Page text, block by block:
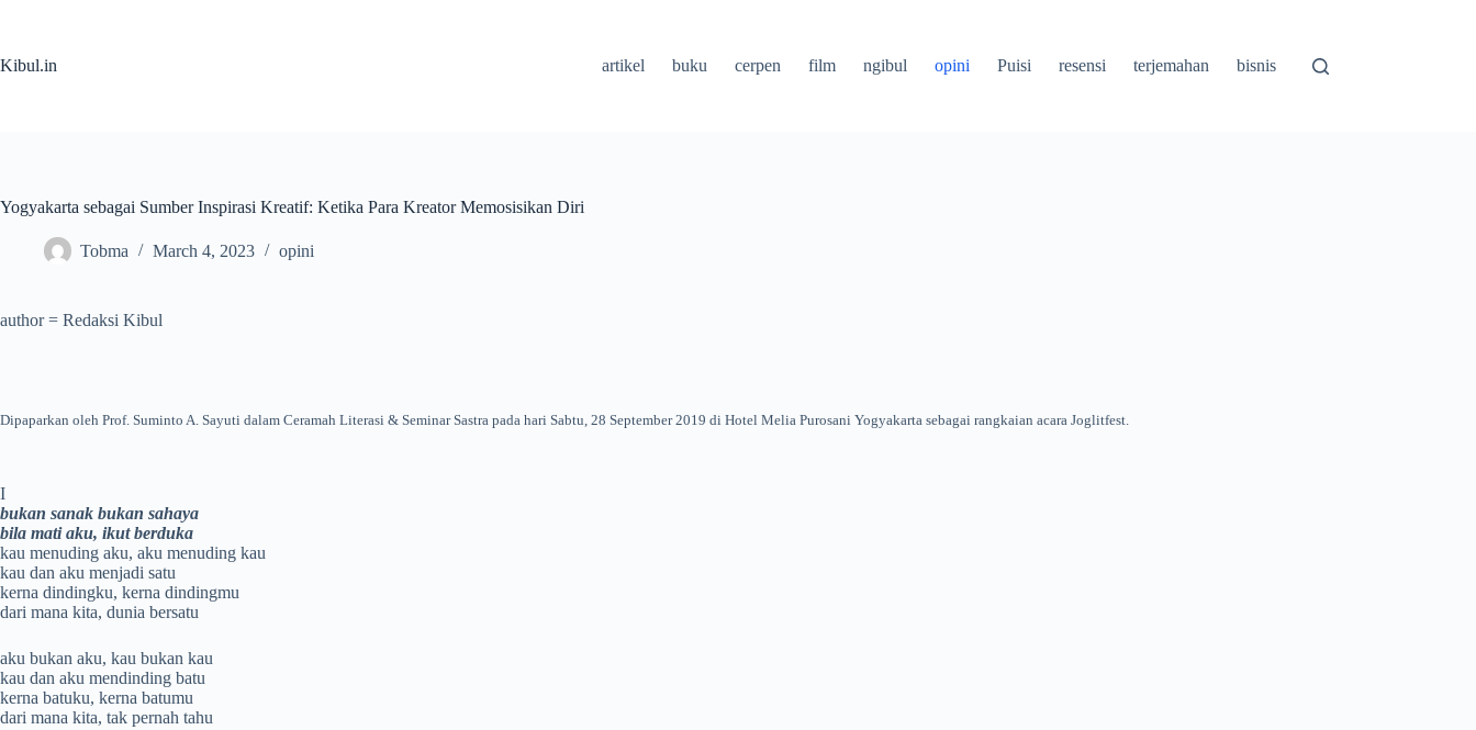
Kibul.in
artikel buku cerpen film ngibul opini Puisi resensi terjemahan bisnis
Yogyakarta sebagai Sumber Inspirasi Kreatif: Ketika Para Kreator Memosisikan Diri
Tobma March 4, 2023 opini
author = Redaksi Kibul
Dipaparkan oleh Prof. Suminto A. Sayuti dalam Ceramah Literasi & Seminar Sastra pada hari Sabtu, 28 September 2019 di Hotel Melia Purosani Yogyakarta sebagai rangkaian acara Joglitfest.
I
bukan sanak bukan sahaya
bila mati aku, ikut berduka
kau menuding aku, aku menuding kau
kau dan aku menjadi satu
kerna dindingku, kerna dindingmu
dari mana kita, dunia bersatu
aku bukan aku, kau bukan kau
kau dan aku mendinding batu
kerna batuku, kerna batumu
dari mana kita, tak pernah tahu